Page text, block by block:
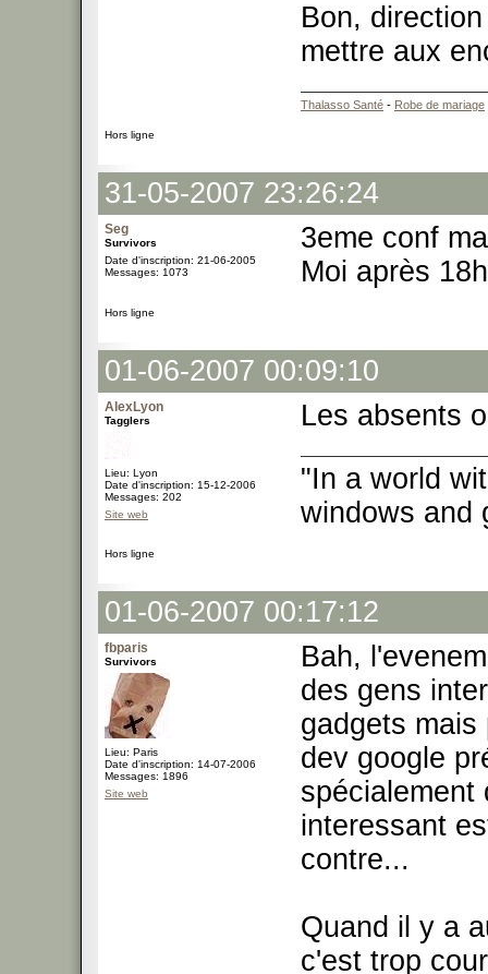
Bon,
mettre aux
Thalasso Santé - Robe de mariage
Hors ligne
31-05-2007 23:26:24
Seg
Survivors
Date d'inscription: 21-06-2005
Messages: 1073
3eme conf
Moi après
Hors ligne
01-06-2007 00:09:10
AlexLyon
Tagglers
Lieu: Lyon
Date d'inscription: 15-12-2006
Messages: 202
Site web
Les absents
"In a world
windows and
Hors ligne
01-06-2007 00:17:12
fbparis
Survivors
Lieu: Paris
Date d'inscription: 14-07-2006
Messages: 1896
Site web
Bah,
des gens
gadgets
dev google
spécialement
interessant
contre...
Quand il y a
c'est trop